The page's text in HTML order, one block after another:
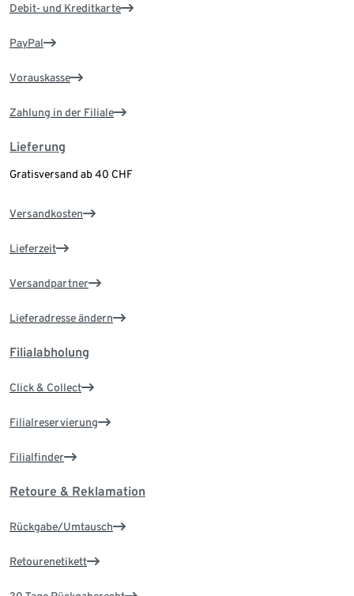
Debit- und Kreditkarte
PayPal
Vorauskasse
Zahlung in der Filiale
Lieferung
Gratisversand ab 40 CHF
Versandkosten
Lieferzeit
Versandpartner
Lieferadresse ändern
Filialabholung
Click & Collect
Filialreservierung
Filialfinder
Retoure & Reklamation
Rückgabe/Umtausch
Retourenetikett